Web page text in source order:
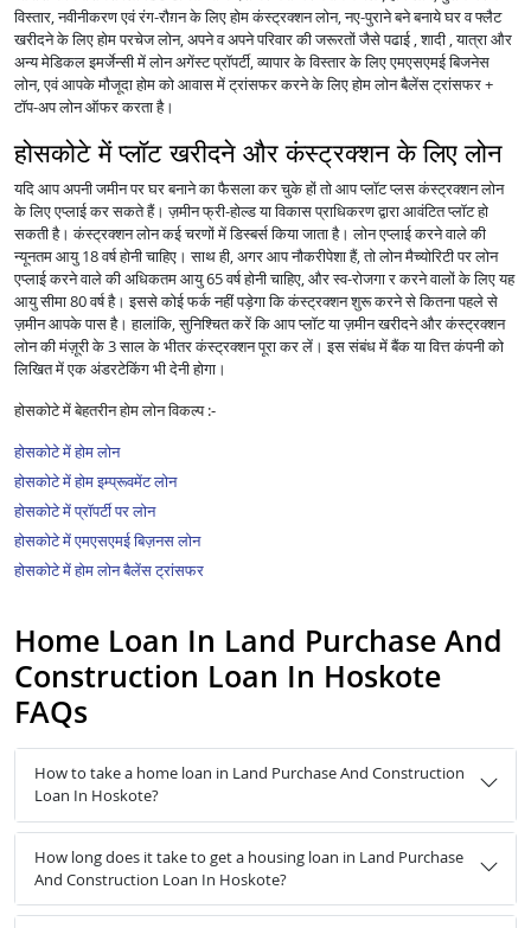
विस्तार, नवीनीकरण एवं रंग-रौग़न के लिए होम कंस्ट्रक्शन लोन, नए-पुराने बने बनाये घर व फ्लैट
खरीदने के लिए होम परचेज लोन, अपने व अपने परिवार की जरूरतों जैसे पढाई , शादी , यात्रा और
अन्य मेडिकल इमर्जेन्सी में लोन अगेंस्ट प्रॉपर्टी, व्यापार के विस्तार के लिए एमएसएमई बिजनेस
लोन, एवं आपके मौजूदा होम को आवास में ट्रांसफर करने के लिए होम लोन बैलेंस ट्रांसफर +
टॉप-अप लोन ऑफर करता है।
होसकोटे में प्लॉट खरीदने और कंस्ट्रक्शन के लिए लोन
यदि आप अपनी जमीन पर घर बनाने का फैसला कर चुके हों तो आप प्लॉट प्लस कंस्ट्रक्शन लोन
के लिए एप्लाई कर सकते हैं। ज़मीन फ्री-होल्ड या विकास प्राधिकरण द्वारा आवंटित प्लॉट हो
सकती है। कंस्ट्रक्शन लोन कई चरणों में डिस्बर्स किया जाता है। लोन एप्लाई करने वाले की
न्यूनतम आयु 18 वर्ष होनी चाहिए। साथ ही, अगर आप नौकरीपेशा हैं, तो लोन मैच्योरिटी पर लोन
एप्लाई करने वाले की अधिकतम आयु 65 वर्ष होनी चाहिए, और स्व-रोजगा र करने वालों के लिए यह
आयु सीमा 80 वर्ष है। इससे कोई फर्क नहीं पड़ेगा कि कंस्ट्रक्शन शुरू करने से कितना पहले से
ज़मीन आपके पास है। हालांकि, सुनिश्चित करें कि आप प्लॉट या ज़मीन खरीदने और कंस्ट्रक्शन
लोन की मंज़ूरी के 3 साल के भीतर कंस्ट्रक्शन पूरा कर लें। इस संबंध में बैंक या वित्त कंपनी को
लिखित में एक अंडरटेकिंग भी देनी होगा।
होसकोटे में बेहतरीन होम लोन विकल्प :-
होसकोटे में होम लोन
होसकोटे में होम इम्प्रूवमेंट लोन
होसकोटे में प्रॉपर्टी पर लोन
होसकोटे में एमएसएमई बिज़नस लोन
होसकोटे में होम लोन बैलेंस ट्रांसफर
Home Loan In Land Purchase And
Construction Loan In Hoskote
FAQs
How to take a home loan in Land Purchase And Construction
Loan In Hoskote?
How long does it take to get a housing loan in Land Purchase
And Construction Loan In Hoskote?